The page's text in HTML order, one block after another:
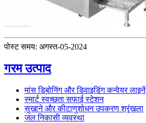
पोस्ट समय: अगस्त-05-2024
गरम उत्पाद
मांस डिबोनिंग और डिवाइडिंग कन्वेयर लाइनें
स्मार्ट स्वच्छता सफाई स्टेशन
सुखाने और कीटाणुशोधन उपकरण श्रृंखला
जल निकासी व्यवस्था